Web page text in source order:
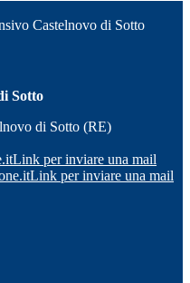
Castelnovo di Sotto
Sotto
di Sotto (RE)
Link per inviare una mail
Link per inviare una mail